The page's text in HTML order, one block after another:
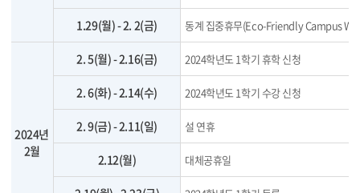
1.29(월) - 2. 2(금) 동계 집중휴무(Eco-Friendly Campus
2024년
2월
2. 5(월) - 2.16(금) 2024학년도 1학기 휴학 신청
2. 6(화) - 2.14(수) 2024학년도 1학기 수강 신청
2. 9(금) - 2.11(일) 설 연휴
2.12(월) 대체공휴일